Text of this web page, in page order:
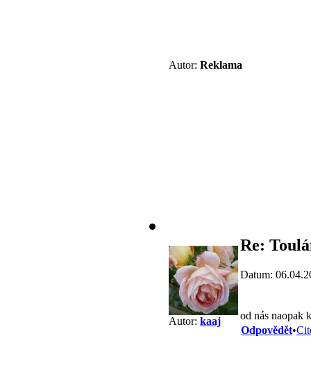
Autor: Reklama
Autor: kaaj
Re:
Datum:
od nás naopak
Odpovědět•